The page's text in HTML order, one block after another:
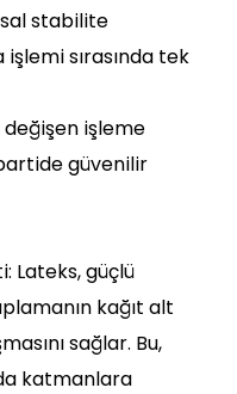
stabilite
sırasında tek
değişen işleme
güvenilir
Lateks, güçlü
kağıt alt
sağlar. Bu,
katmanlara